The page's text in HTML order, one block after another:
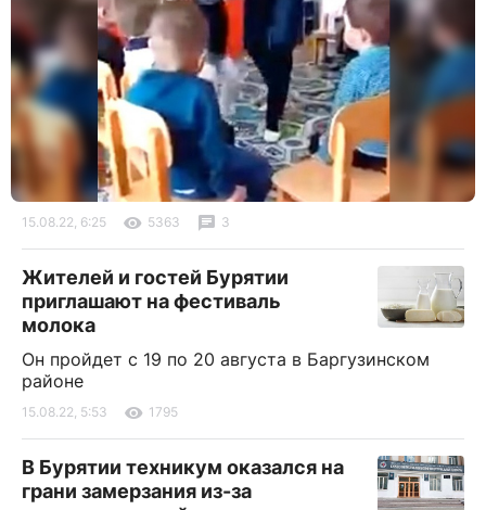
15.08.22, 6:25 5363 3
Жителей и гостей Бурятии
приглашают на фестиваль
молока
Он пройдет с 19 по 20 августа в Баргузинском
районе
15.08.22, 5:53 1795
В Бурятии техникум оказался на
грани замерзания из-за